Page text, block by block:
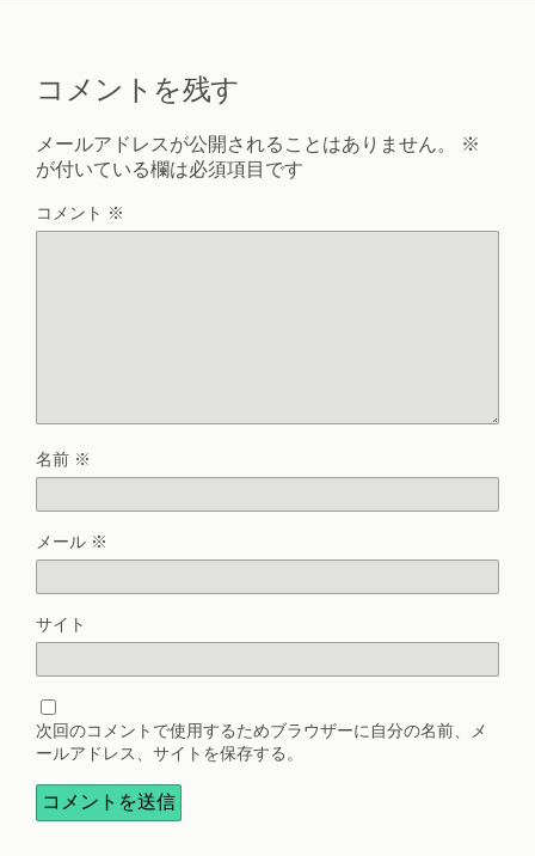
コメントを残す
メールアドレスが公開されることはありません。
※
が付いている欄は必須項目です
コメント ※
名前 ※
メール ※
サイト
次回のコメントで使用するためブラウザーに自分の名前、メ
ールアドレス、サイトを保存する。